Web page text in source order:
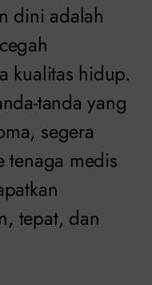
dini adalah
kualitas hidup.
tanda yang
segera
tenaga medis
tepat, dan